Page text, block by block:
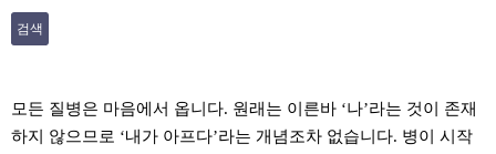
검색
모든 질병은 마음에서 옵니다. 원래는 이른바 ‘나’라는 것이 존재
하지 않으므로 ‘내가 아프다’라는 개념조차 없습니다. 병이 시작